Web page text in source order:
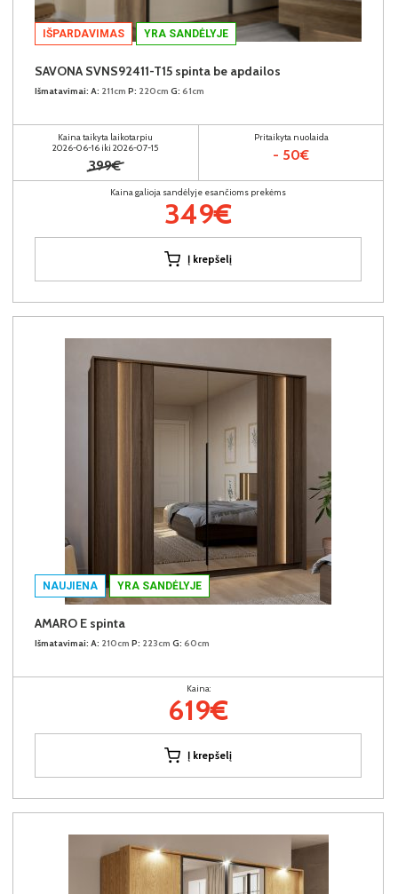
IŠPARDAVIMAS YRA SANDĖLYJE
SAVONA SVNS92411-T15 spinta be apdailos
Išmatavimai: A: 211cm P: 220cm G: 61cm
Kaina taikyta laikotarpiu
2026-06-16 iki 2026-07-15
399€
Pritaikyta nuolaida
- 50€
Kaina galioja sandėlyje esančioms prekėms
349€
Į krepšelį
NAUJIENA YRA SANDĖLYJE
AMARO E spinta
Išmatavimai: A: 210cm P: 223cm G: 60cm
Kaina:
619€
Į krepšelį